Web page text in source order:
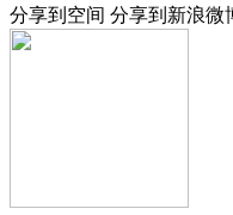
分享到空间 分享到新浪微